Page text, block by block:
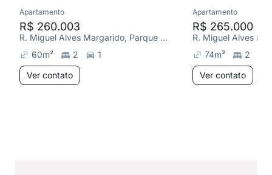
Apartamento
R$ 260.003
R. Miguel Alves Margarido, Parque Arnold Schimidt
60m² 2
1
Ver contato
Apartamento
R$ 265.000
74m² 2
Ver contato